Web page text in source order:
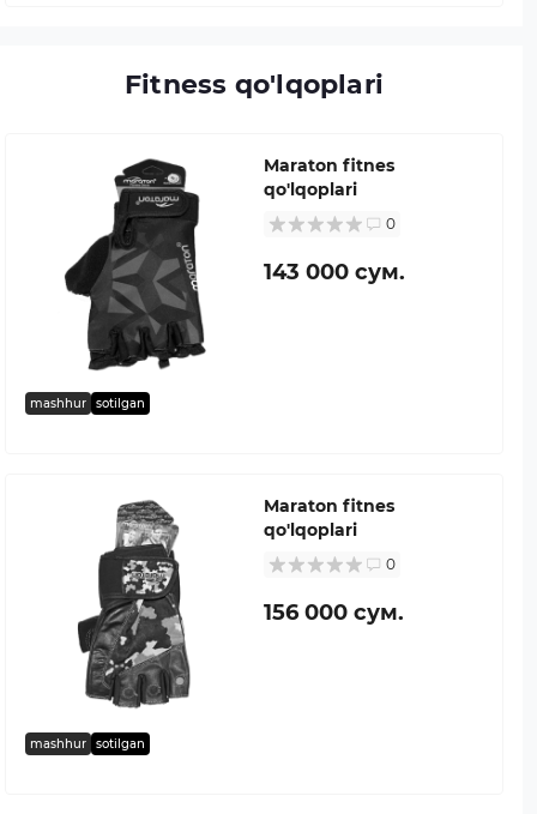
Fitness qo'lqoplari
mashhur sotilgan
Maraton fitnes
qo'lqoplari
0
143 000 сум.
mashhur sotilgan
Maraton fitnes
qo'lqoplari
0
156 000 сум.